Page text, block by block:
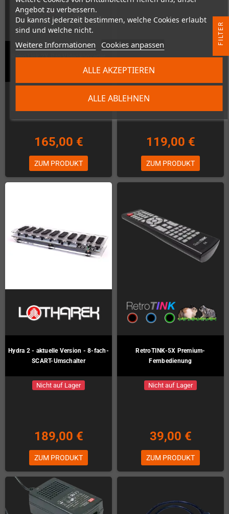
Angebot zu verbessern.
Du kannst jederzeit bestimmen, welche Cookies erlaubt
sind und welche nicht.
Weitere Informationen Cookies anpassen
ALLE ABLEHNEN
ALLE AKZEPTIEREN
RetroTink 2X-Pro Videokonverter
165,00 €
ZUM PRODUKT
119,00 €
ZUM PRODUKT
Hydra 2 - aktuelle Version - 8-fach-
SCART-Umschalter
Nicht auf Lager
189,00 €
ZUM PRODUKT
RetroTINK-5X Premium-
Fernbedienung
Nicht auf Lager
39,00 €
ZUM PRODUKT
R